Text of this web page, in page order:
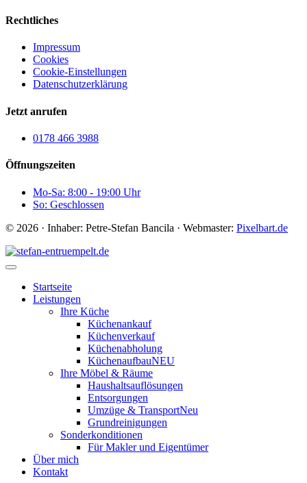
Rechtliches
Impressum
Cookies
Cookie-Einstellungen
Datenschutzerklärung
Jetzt anrufen
0178 466 3988
Öffnungszeiten
Mo-Sa: 8:00 - 19:00 Uhr
So: Geschlossen
© 2026 · Inhaber: Petre-Stefan Bancila · Webmaster: Pixelbart.de
Startseite
Leistungen
Ihre Küche
Küchenankauf
Küchenverkauf
Küchenabholung
KüchenaufbauNEU
Ihre Möbel & Räume
Haushaltsauflösungen
Entsorgungen
Umzüge & TransportNeu
Grundreinigungen
Sonderkonditionen
Für Makler und Eigentümer
Über mich
Kontakt